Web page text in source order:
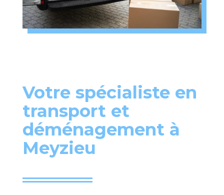
Votre spécialiste en
transport et
déménagement à
Meyzieu